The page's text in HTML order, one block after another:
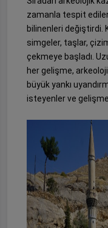
zamanla tespit
bilinenleri değiştirdi.
simgeler, taşlar,
çekmeye başladı.
her gelişme,
büyük yankı
isteyenler ve